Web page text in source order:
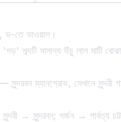
তে ভাওয়াল।
শব্দটি সামান্য উঁচু লাল মাটি
— সুন্দরবন ম্যানগ্রোভ, সেখানে সুন্দরী
→ সুন্দরবন; গর্জন → পার্বত্য